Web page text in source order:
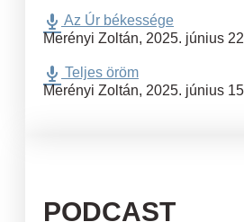
Az Úr békessége
Merényi Zoltán, 2025. június
Teljes öröm
Merényi Zoltán, 2025. június
PODCAST